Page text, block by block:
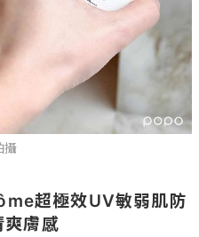
攝
超極效UV敏弱肌防
爽膚感